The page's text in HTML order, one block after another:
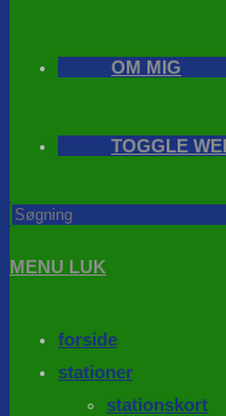
OM MIG
TOGGLE
MENU LUK
forside
stationer
stationskort